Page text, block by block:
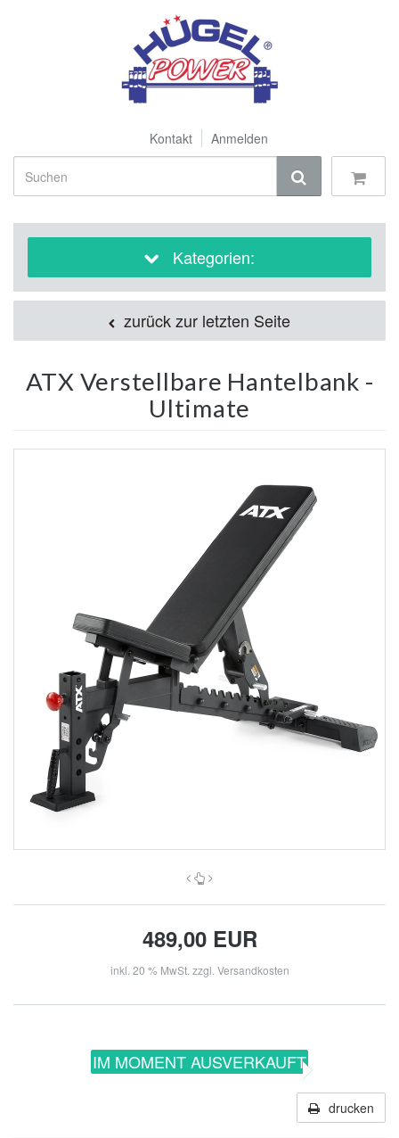
Kontakt Anmelden
Kategorien:
zurück zur letzten Seite
ATX Verstellbare Hantelbank -
Ultimate
489,00 EUR
inkl. 20 % MwSt. zzgl. Versandkosten
IM MOMENT AUSVERKAUFT
drucken